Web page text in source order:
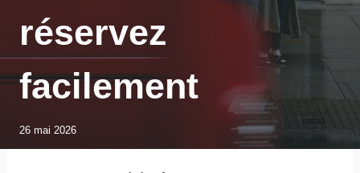
réservez
facilement
26 mai 2026